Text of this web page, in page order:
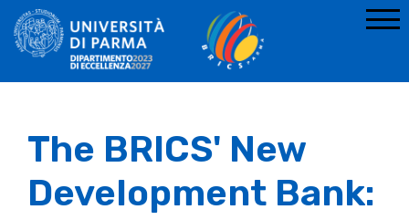
The BRICS' New
Development Bank: